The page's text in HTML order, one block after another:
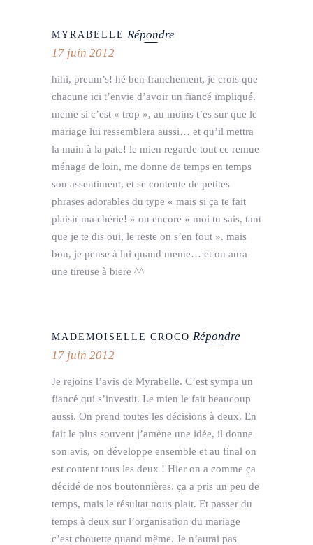
MYRABELLE Répondre
17 juin 2012
hihi, preum’s! hé ben franchement, je crois que
chacune ici t’envie d’avoir un fiancé impliqué.
meme si c’est « trop », au moins t’es sur que le
mariage lui ressemblera aussi… et qu’il mettra
la main à la pate! le mien regarde tout ce remue
ménage de loin, me donne de temps en temps
son assentiment, et se contente de petites
phrases adorables du type « mais si ça te fait
plaisir ma chérie! » ou encore « moi tu sais, tant
que je te dis oui, le reste on s’en fout ». mais
bon, je pense à lui quand meme… et on aura
une tireuse à biere ^^
MADEMOISELLE CROCO Répondre
17 juin 2012
Je rejoins l’avis de Myrabelle. C’est sympa un
fiancé qui s’investit. Le mien le fait beaucoup
aussi. On prend toutes les décisions à deux. En
fait le plus souvent j’amène une idée, il donne
son avis, on développe ensemble et au final on
est content tous les deux ! Hier on a comme ça
décidé de nos boutonnières. ça a pris un peu de
temps, mais le résultat nous plait. Et passer du
temps à deux sur l’organisation du mariage
c’est chouette quand même. Je n’aurai pas